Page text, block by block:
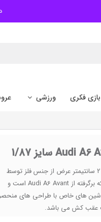
بازی فکری ورزشی
این محصول در ابعاد 5 سانتیمتر طول و 2 سانتیمتر عرض از جنس فلز توسط
شرکت Suntoryدر سایز 1/87 می باشد که برگرفته از Audi A6 Avant است و
های خاص با طراحی های
عقب کش می باشد.